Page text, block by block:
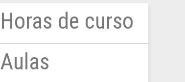
Horas de curso
Aulas